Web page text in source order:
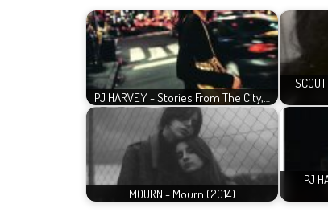
PJ HARVEY - Stories From The City,…
MOURN - Mourn (2014)
PJ